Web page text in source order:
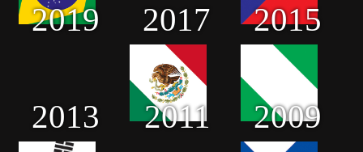
2019 2017 2015
2013 2011 2009